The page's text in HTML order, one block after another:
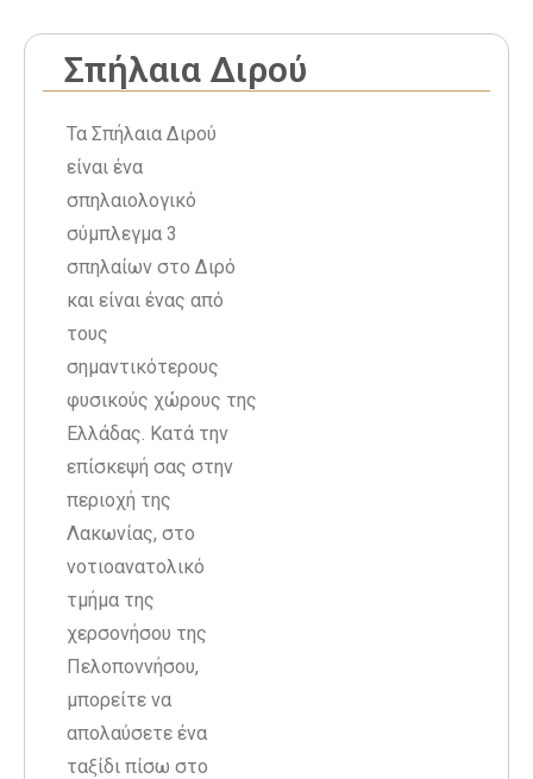
Σπήλαια Διρού
Τα Σπήλαια Διρού
είναι ένα
σπηλαιολογικό
σύμπλεγμα 3
σπηλαίων στο Διρό
και είναι ένας από
τους
σημαντικότερους
φυσικούς χώρους της
Ελλάδας. Κατά την
επίσκεψή σας στην
περιοχή της
Λακωνίας, στο
νοτιοανατολικό
τμήμα της
χερσονήσου της
Πελοποννήσου,
μπορείτε να
απολαύσετε ένα
ταξίδι πίσω στο